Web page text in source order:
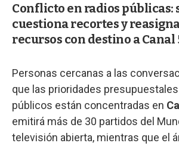
Conflicto en radios públicas:
cuestiona recortes y
recursos con destino a Canal
Personas cercanas a las
que las prioridades
públicos están concentradas en
emitirá más de 30 partidos del
televisión abierta, mientras que el